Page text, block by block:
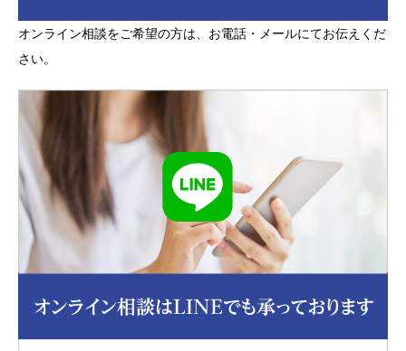
護のために必要がある場合
秘密情報とは、お客様から提供された情報及び業務
に関連する情報であって、営業上、技術上、財産
上、その他有益な情報及び秘密とされるべき情報を
いいます。但し、そのうち次の各号の情報について
は除外いたします。
① 開示時にすでに正当に保持していた情報
② すでに公知であった情報
③ 責めに帰すべき事由によらず公知となった情報
④ 書面によって事前に承諾した情報
オンライン相談をご希望の方は、お電話・メールにてお伝えくだ
さい。